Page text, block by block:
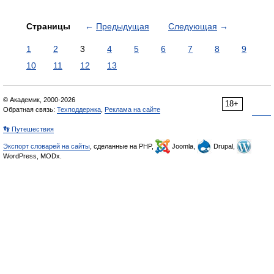
Страницы ← Предыдущая Следующая →
1 2 3 4 5 6 7 8
9
10
11 12 13
18+
© Академик, 2000-2026
Обратная связь: Техподдержка Реклама на сайте
👣 Путешествия
Экспорт словарей на сайты , сделанные на PHP, Joomla,
Drupal,
WordPress, MODx.